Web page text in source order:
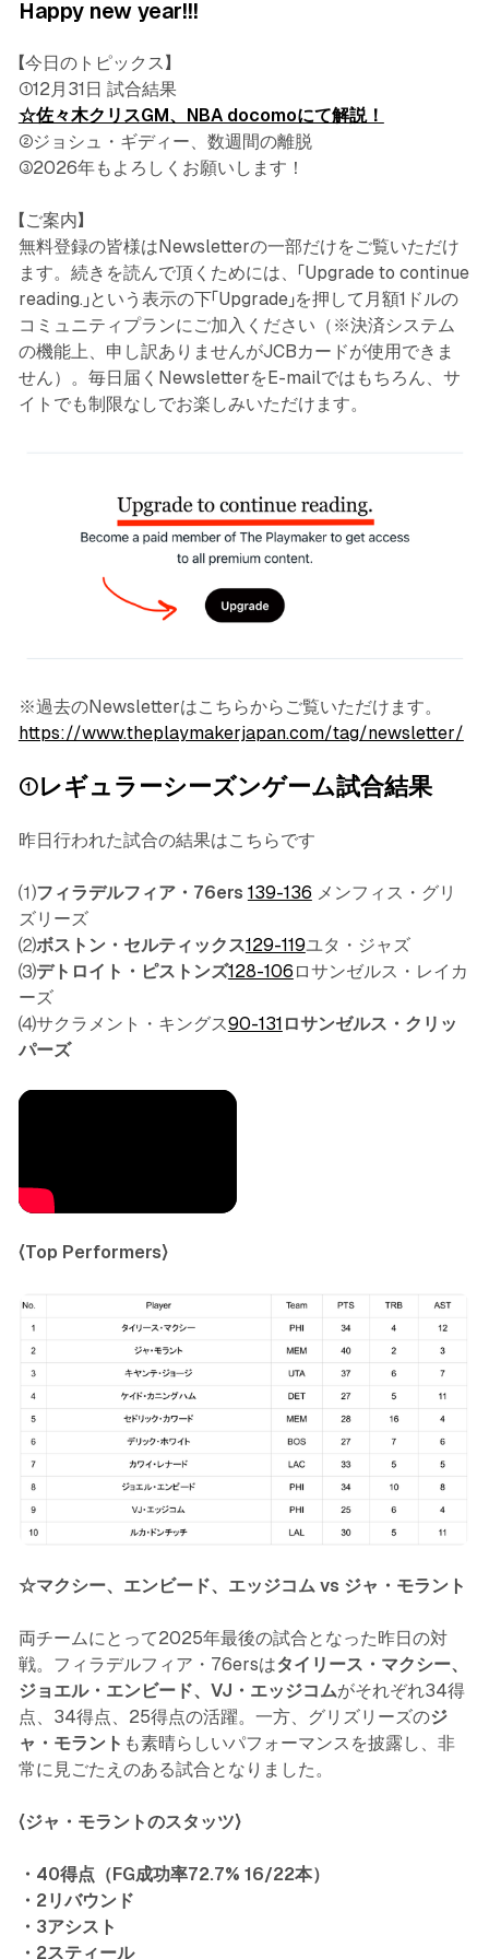
Happy new year!!!
【今日のトピックス】
①12月31日 試合結果
☆佐々木クリスGM、NBA docomoにて解説！
②ジョシュ・ギディー、数週間の離脱
③2026年もよろしくお願いします！
【ご案内】
無料登録の皆様はNewsletterの一部だけをご覧いただけ
ます。続きを読んで頂くためには、「Upgrade to continue
reading.」という表示の下「Upgrade」を押して月額1ドルの
コミュニティプランにご加入ください（※決済システム
の機能上、申し訳ありませんがJCBカードが使用できま
せん）。毎日届くNewsletterをE-mailではもちろん、サ
イトでも制限なしでお楽しみいただけます。
※過去のNewsletterはこちらからご覧いただけます。
https://www.theplaymakerjapan.com/tag/newsletter/
①レギュラーシーズンゲーム試合結果
昨日行われた試合の結果はこちらです
⑴フィラデルフィア・76ers 139-136 メンフィス・グリ
ズリーズ
⑵ボストン・セルティックス129-119ユタ・ジャズ
⑶デトロイト・ピストンズ128-106 ロサンゼルス・レイカ
ーズ
⑷サクラメント・キングス90-131 ロサンゼルス・クリッ
パーズ
〈Top Performers〉
☆マクシー、エンビード、エッジコム vs ジャ・モラント
両チームにとって2025年最後の試合となった昨日の対
戦。フィラデルフィア・76ersはタイリース・マクシー、
ジョエル・エンビード、VJ・エッジコムがそれぞれ34得
点、34得点、25得点の活躍。一方、グリズリーズのジ
ャ・モラント も素晴らしいパフォーマンスを披露し、非
常に見ごたえのある試合となりました。
〈ジャ・モラントのスタッツ〉
・40得点（FG成功率72.7% 16/22本）
・2リバウンド
・3アシスト
・2スティール